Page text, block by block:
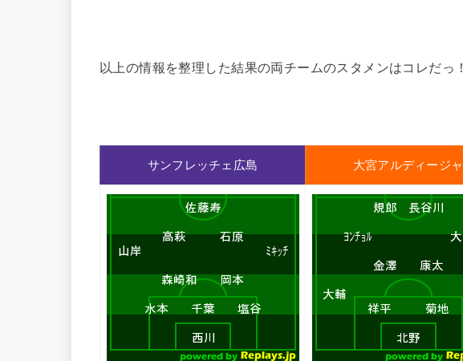
以上の情報を整理した結果の両チームのスタメンはコレだっ！
サンフレッチェ広島 大宮アルディージャ